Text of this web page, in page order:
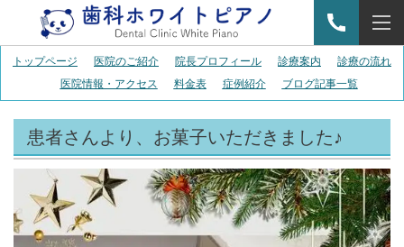
トップページ 医院のご紹介 院長プロフィール 診療案内
診療の流れ
医院情報・アクセス
料金表 症例紹介 ブログ記事一覧
患者さんより、お菓子いただきました♪